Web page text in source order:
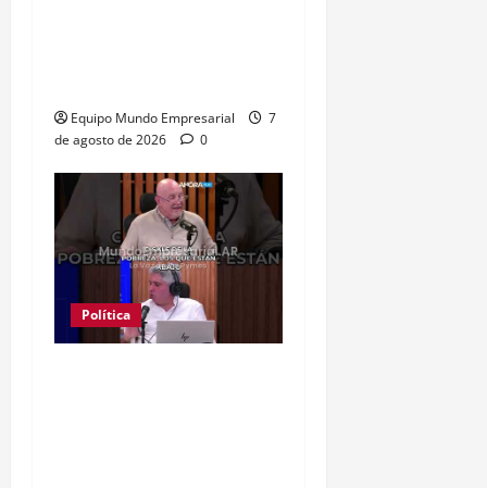
Equipo Mundo Empresarial
7
de agosto de 2026
0
Política